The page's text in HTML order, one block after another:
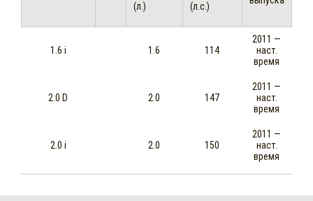
(л.)
(л.с.)
1.6 i 1.6 114
2011 —
наст.
время
2.0 D 2.0 147
2011 —
наст.
время
2.0 i 2.0 150
2011 —
наст.
время